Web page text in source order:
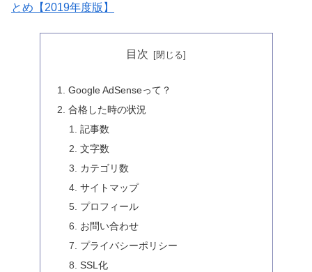
とめ【 2019年度版】
目次
Google AdSenseって？
合格した時の状況
記事数
文字数
カテゴリ数
サイトマップ
プロフィール
お問い合わせ
プライバシーポリシー
SSL化